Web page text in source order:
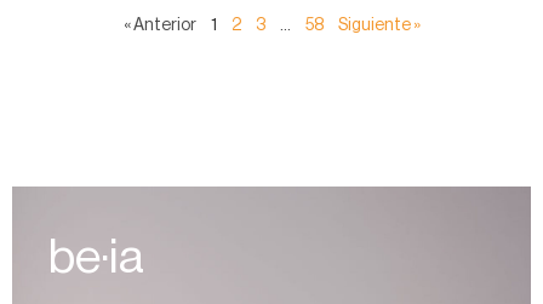
« Anterior 1 2 3 … 58 Siguiente »
be·ia